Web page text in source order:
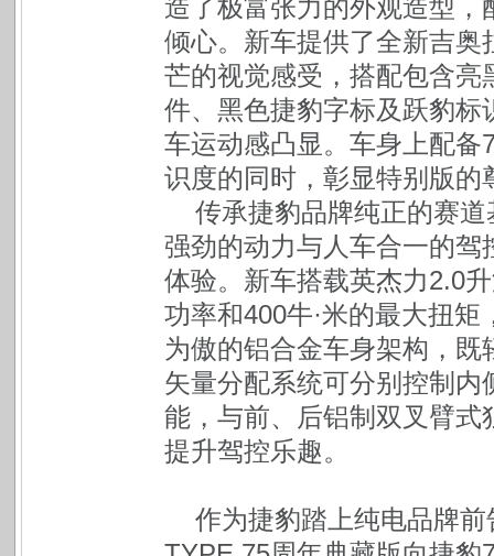
造了极富张力的外观造型
倾心。新车提供了全新吉
芒的视觉感受，搭配包含
件、黑色捷豹字标及跃豹
车运动感凸显。车身上配
识度的同时，彰显特别版的
传承捷豹品牌纯正的赛
强劲的动力与人车合一的驾
体验。新车搭载英杰力2.0
功率和400牛·米的最大扭
为傲的铝合金车身架构，
矢量分配系统可分别控制
能，与前、后铝制双叉臂
提升驾控乐趣。
作为捷豹踏上纯电品牌